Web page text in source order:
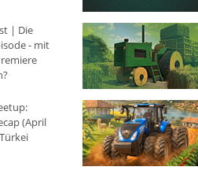
| Die
- mit
(April